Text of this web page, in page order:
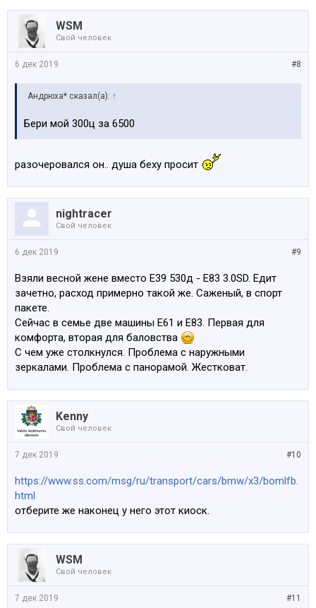
WSM
Свой человек
#8
6 дек 2019
Андрюха* сказал(а): ↑
Бери мой 300ц за 6500
разочеровался он.. душа беху просит
nightracer
Свой человек
#9
6 дек 2019
Взяли весной жене вместо Е39 530д - Е83 3.0SD. Едит
зачетно, расход примерно такой же. Саженый, в спорт
пакете.
Сейчас в семье две машины Е61 и Е83. Первая для
комфорта, вторая для баловства
С чем уже столкнулся. Проблема с наружными
зеркалами. Проблема с панорамой. Жестковат.
Kenny
Свой человек
#10
7 дек 2019
https://www.ss.com/msg/ru/transport/cars/bmw/x3/bomlfb.
html
отберите же наконец у него этот киоск.
WSM
Свой человек
#11
7 дек 2019